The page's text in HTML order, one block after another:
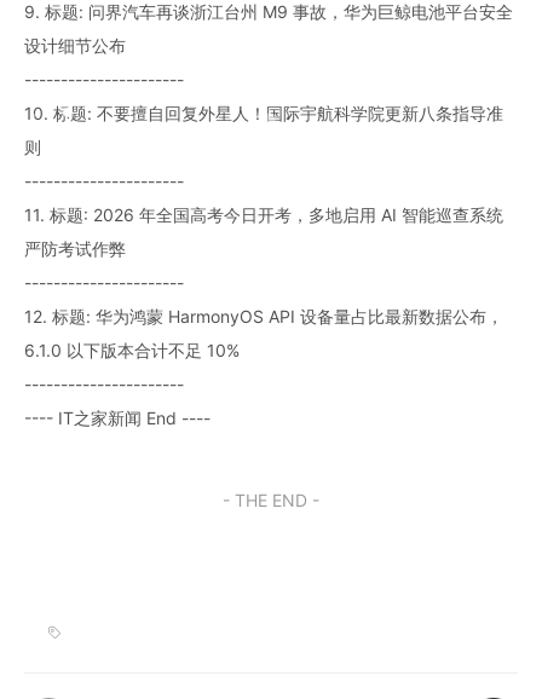
9. 标题: 问界汽车再谈浙江台州 M9 事故，华为巨鲸电池平台安全
设计细节公布
----------------------
10. 标题: 不要擅自回复外星人！国际宇航科学院更新八条指导准
则
----------------------
11. 标题: 2026 年全国高考今日开考，多地启用 AI 智能巡查系统
严防考试作弊
----------------------
12. 标题: 华为鸿蒙 HarmonyOS API 设备量占比最新数据公布，
6.1.0 以下版本合计不足 10%
----------------------
---- IT之家新闻 End ----
- THE END -